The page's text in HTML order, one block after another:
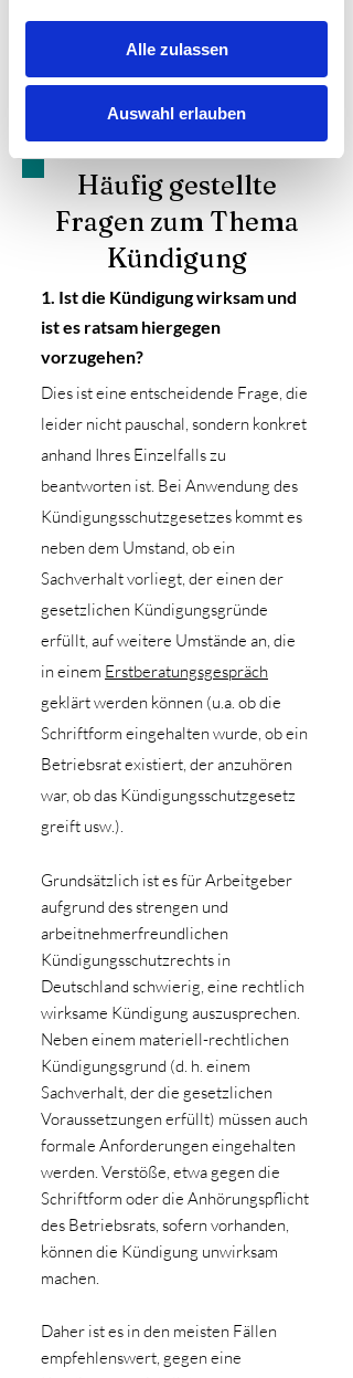
Alle zulassen
Auswahl erlauben
Jetzt anrufen
Häufig gestellte
Fragen zum Thema
Kündigung
1. Ist die Kündigung wirksam und
ist es ratsam hiergegen
vorzugehen?
Dies ist eine entscheidende Frage, die
leider nicht pauschal, sondern konkret
anhand Ihres Einzelfalls zu
beantworten ist. Bei Anwendung des
Kündigungsschutzgesetzes kommt es
neben dem Umstand, ob ein
Sachverhalt vorliegt, der einen der
gesetzlichen Kündigungsgründe
erfüllt, auf weitere Umstände an, die
in einem Erstberatungsgespräch
geklärt werden können (u.a. ob die
Schriftform eingehalten wurde, ob ein
Betriebsrat existiert, der anzuhören
war, ob das Kündigungsschutzgesetz
greift usw.).
Grundsätzlich ist es für Arbeitgeber
aufgrund des strengen und
arbeitnehmerfreundlichen
Kündigungsschutzrechts in
Deutschland schwierig, eine rechtlich
wirksame Kündigung auszusprechen.
Neben einem materiell-rechtlichen
Kündigungsgrund (d. h. einem
Sachverhalt, der die gesetzlichen
Voraussetzungen erfüllt) müssen auch
formale Anforderungen eingehalten
werden. Verstöße, etwa gegen die
Schriftform oder die Anhörungspflicht
des Betriebsrats, sofern vorhanden,
können die Kündigung unwirksam
machen.
Daher ist es in den meisten Fällen
empfehlenswert, gegen eine